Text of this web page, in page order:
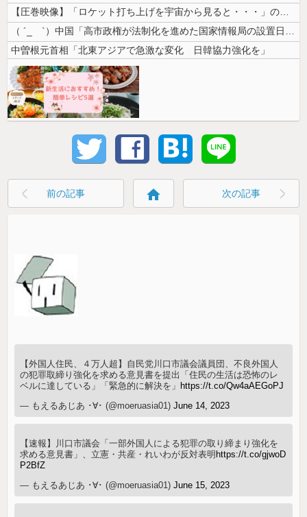
【圧巻映像】「ロケット打ち上げを宇宙から見ると・・・」の動画が衝撃的
（ ´_ゝ`）中国「高市政権が法制化を進めた国家情報局の設置日が7月3...
中曽根元首相「北東アジアで急激な変化 日韓協力強化を」
前の記事 home 次の記事
【外国人住民、４万人超】自民党川口市議会議員団、不良外国人
の犯罪取締り強化を求める意見書を提出「住民の生活は恐怖のレ
ベルに達している」「緊急的に解決を」 https://t.co/Qw4aAEGoPJ
— もえるあじあ ･∀･ (@moeruasia01)June 14, 2023
【速報】川口市議会「一部外国人による犯罪の取り締まり強化を
求める意見書」、立憲・共産・れいわが反対表明 https://t.co/gjwoD
P2BfZ
— もえるあじあ ･∀･ (@moeruasia01)June 15, 2023